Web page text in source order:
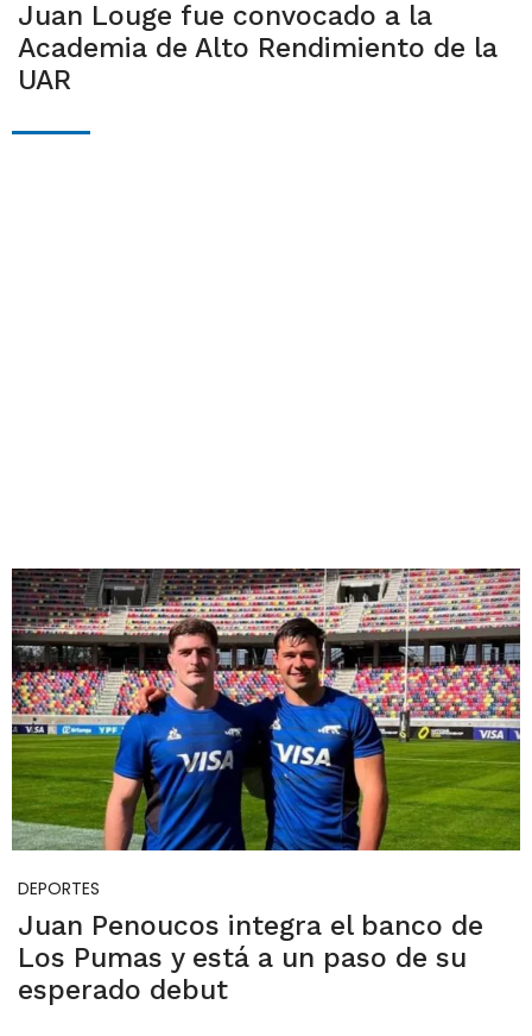
Juan Louge fue convocado a la
Academia de Alto Rendimiento de la
UAR
DEPORTES
Juan Penoucos integra el banco de
Los Pumas y está a un paso de su
esperado debut